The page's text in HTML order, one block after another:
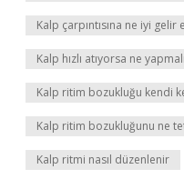
Kalp çarpıntısına ne iyi gelir
Kalp hızlı atıyorsa ne yapmalı
Kalp ritim bozukluğu kendi
Kalp ritim bozukluğunu ne
Kalp ritmi nasıl düzenlenir